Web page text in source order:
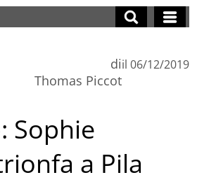
di
Thomas Piccot
il 06/12/2019
Sophie
a Pila